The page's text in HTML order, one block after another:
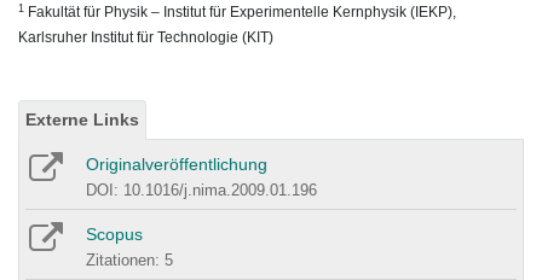
1 Fakultät für Physik – Institut für Experimentelle Kernphysik (IEKP),
Karlsruher Institut für Technologie (KIT)
Externe Links
Originalveröffentlichung
DOI: 10.1016/j.nima.2009.01.196
Scopus
Zitationen: 5